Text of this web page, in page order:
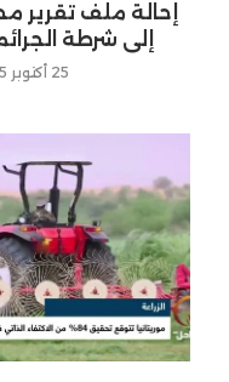
إحالة ملف تقرير
إلى شرطة
25 أكتوبر 2025